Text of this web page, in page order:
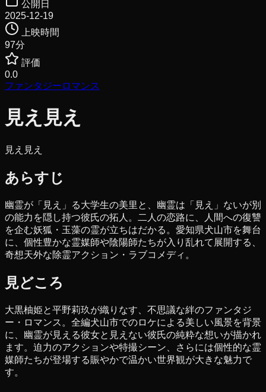
公開日
2025-12-19
上映時間
97分
評価
0.0
ファンタジー ロマンス
見え見え
見え見え
あらすじ
幽霊が「見え」る大学生の美里と、幽霊は「見え」ないが別
の能力を隠し持つ彼氏の拓人。二人の恋路に、人間への復讐
を企む妖狐・玉藻の霊が立ちはだかる。愛知県犬山市を舞台
に、個性豊かな霊媒師や陰陽師たちが入り乱れて展開する、
奇想天外な除霊アクション・ラブコメディ。
見どころ
大黒柚姫と平野莉玖が織りなす、不思議な絆のファンタジ
ー・ロマンス。全編犬山市でのロケによる美しい風景を背景
に、幽霊が見える彼女と見えない彼氏の純粋な想いが描かれ
ます。迫力のアクションや特撮シーン、さらには個性的な霊
媒師たちが登場する賑やかで温かい世界観が大きな魅力で
す。